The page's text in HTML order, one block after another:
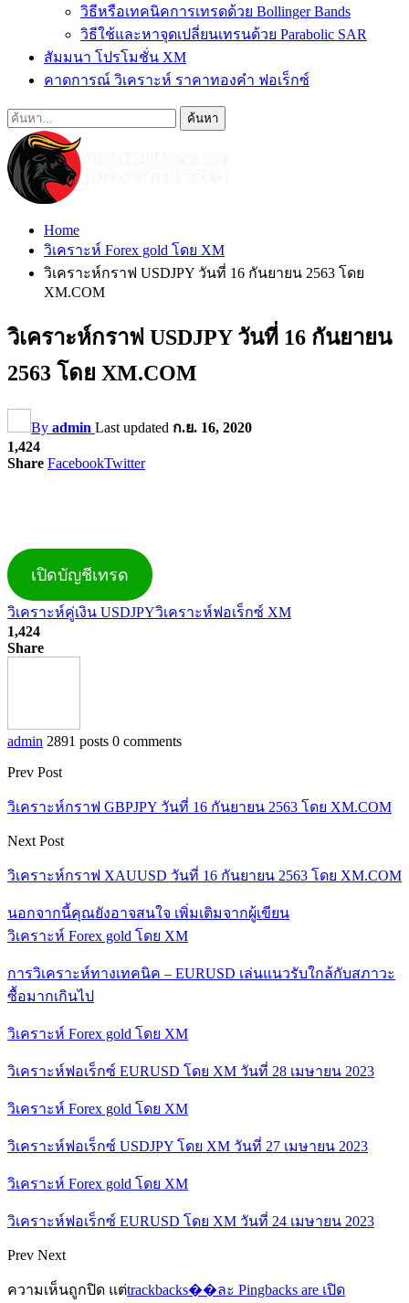
วิธีหรือเทคนิคการเทรดด้วย Bollinger Bands
วิธีใช้และหาจุดเปลี่ยนเทรนด้วย Parabolic SAR
สัมมนา โปรโมชั่น XM
คาดการณ์ วิเคราะห์ ราคาทองคำ ฟอเร็กซ์
Home
วิเคราะห์ Forex gold โดย XM
วิเคราะห์กราฟ USDJPY วันที่ 16 กันยายน 2563 โดย
XM.COM
วิเคราะห์กราฟ USDJPY วันที่ 16 กันยายน
2563 โดย XM.COM
By admin Last updated ก.ย. 16, 2020
1,424
Share FacebookTwitter
เปิดบัญชีเทรด
วิเคราะห์คู่เงิน USDJPYวิเคราะห์ฟอเร็กซ์ XM
1,424
Share
admin 2891 posts 0 comments
Prev Post
วิเคราะห์กราฟ GBPJPY วันที่ 16 กันยายน 2563 โดย XM.COM
Next Post
วิเคราะห์กราฟ XAUUSD วันที่ 16 กันยายน 2563 โดย XM.COM
นอกจากนี้คุณยังอาจสนใจ เพิ่มเติมจากผู้เขียน
วิเคราะห์ Forex gold โดย XM
การวิเคราะห์ทางเทคนิค – EURUSD เล่นแนวรับใกล้กับสภาวะ
ซื้อมากเกินไป
วิเคราะห์ Forex gold โดย XM
วิเคราะห์ฟอเร็กซ์ EURUSD โดย XM วันที่ 28 เมษายน 2023
วิเคราะห์ Forex gold โดย XM
วิเคราะห์ฟอเร็กซ์ USDJPY โดย XM วันที่ 27 เมษายน 2023
วิเคราะห์ Forex gold โดย XM
วิเคราะห์ฟอเร็กซ์ EURUSD โดย XM วันที่ 24 เมษายน 2023
Prev Next
ความเห็นถูกปิด แต่trackbacks��ละ Pingbacks are เปิด